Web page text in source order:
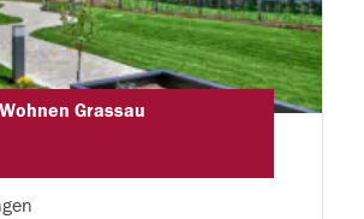
Grassau